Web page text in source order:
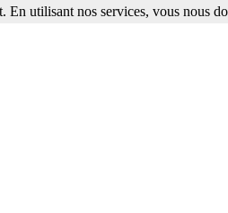
utilisant nos services, vous nous